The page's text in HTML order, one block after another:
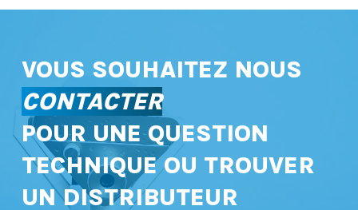
VOUS SOUHAITEZ NOUS
CONTACTER
POUR UNE QUESTION
TECHNIQUE OU TROUVER
UN DISTRIBUTEUR